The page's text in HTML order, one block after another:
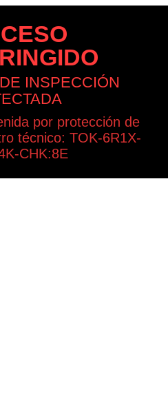
INSPECCIÓN
por protección de
técnico: TOK-6R1X-
CHK:8E